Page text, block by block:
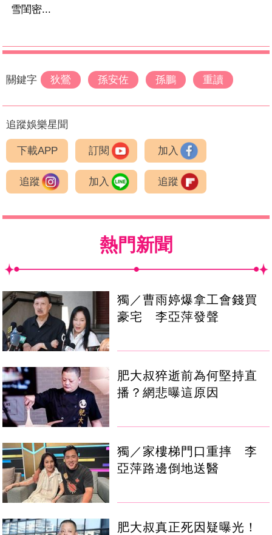
雪閨密...
關鍵字 狄鶯 孫安佐 孫鵬 重讀
追蹤娛樂星聞
下載APP 訂閱 加入
追蹤 加入 追蹤
熱門新聞
獨／曹雨婷爆拿工會錢買
豪宅 李亞萍發聲
肥大叔猝逝前為何堅持直
播？網悲曝這原因
獨／家樓梯門口重摔 李
亞萍路邊倒地送醫
肥大叔真正死因疑曝光！